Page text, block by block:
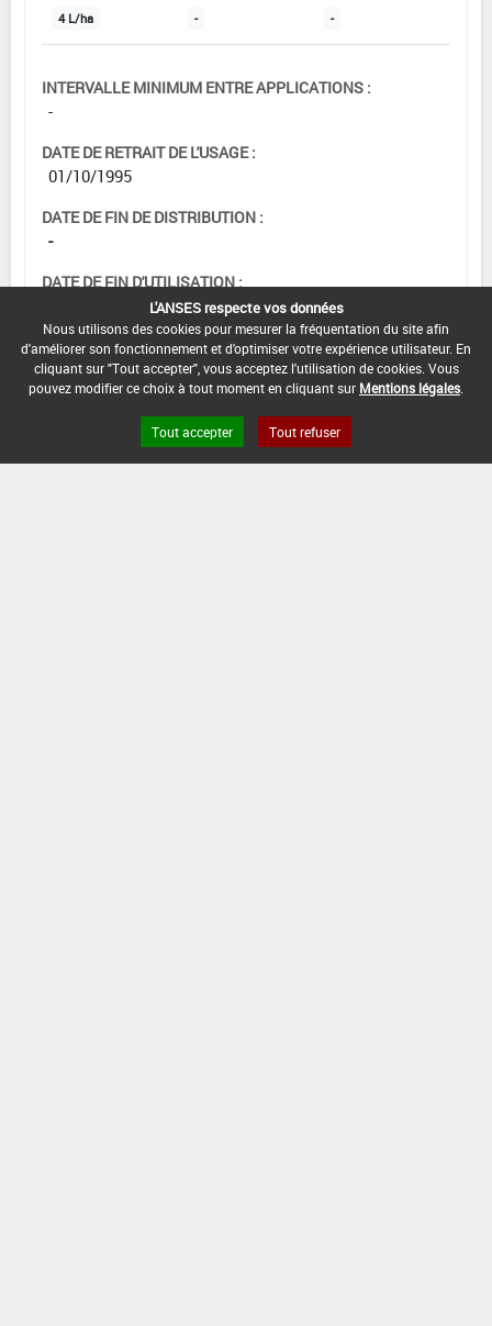
4 L/ha - -
INTERVALLE MINIMUM ENTRE APPLICATIONS :
-
DATE DE RETRAIT DE L'USAGE :
01/10/1995
DATE DE FIN DE DISTRIBUTION :
-
DATE DE FIN D'UTILISATION :
Seigle*Désherbage
L'ANSES respecte vos données
Nous utilisons des cookies pour mesurer la fréquentation du site afin
d'améliorer son fonctionnement et d'optimiser votre expérience utilisateur. En
cliquant sur "Tout accepter", vous acceptez l'utilisation de cookies. Vous
pouvez modifier ce choix à tout moment en cliquant sur Mentions légales
Tout accepter Tout refuser